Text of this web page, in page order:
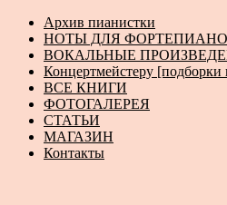
Архив пианистки
НОТЫ ДЛЯ
ВОКАЛЬНЫЕ
Концертмейстеру [подборки
ВСЕ КНИГИ
ФОТОГАЛЕРЕЯ
СТАТЬИ
МАГАЗИН
Контакты